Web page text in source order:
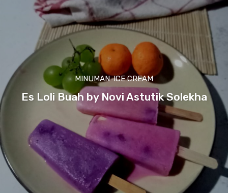
MINUMAN-ICE CREAM
Es Loli Buah by Novi Astutik Solekha